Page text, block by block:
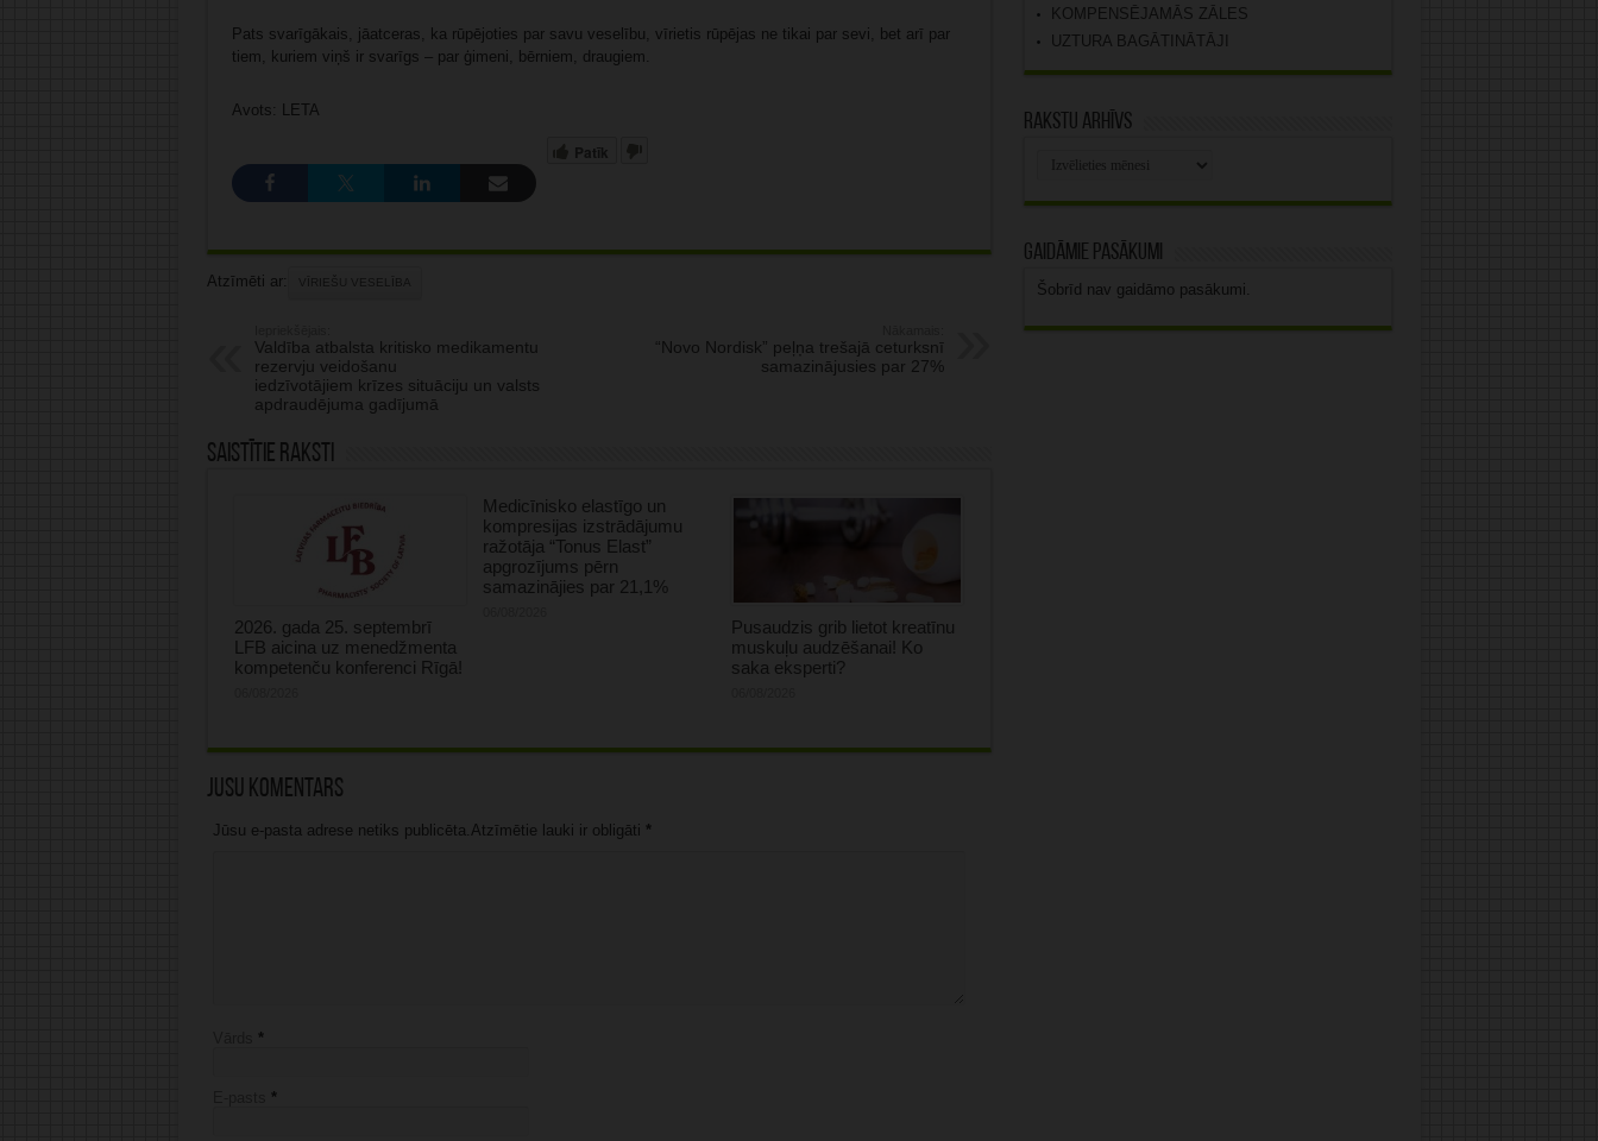
Pats svarīgākais, jāatceras, ka rūpējoties par savu veselību, vīrietis rūpējas ne tikai par sevi, bet arī par
tiem, kuriem viņš ir svarīgs – par ģimeni, bērniem, draugiem.
Avots: LETA
Patīk
Atzīmēti ar: VĪRIEŠU VESELĪBA
Valdība atbalsta kritisko medikamentu
rezervju veidošanu
iedzīvotājiem krīzes situāciju un valsts
apdraudējuma gadījumā
“Novo Nordisk” peļņa trešajā ceturksnī
samazinājusies par 27%
Saistītie raksti
2026. gada 25. septembrī
LFB aicina uz menedžmenta
kompetenču konferenci Rīgā!
Medicīnisko elastīgo un
kompresijas izstrādājumu
ražotāja “Tonus Elast”
apgrozījums pērn
samazinājies par 21,1%
Pusaudzis grib lietot kreatīnu
muskuļu audzēšanai! Ko
saka eksperti?
Jūsu komentārs
Jūsu e-pasta adrese netiks publicēta.Atzīmētie lauki ir obligāti *
*
*
KOMPENSĒJAMĀS ZĀLES
UZTURA BAGĀTINĀTĀJI
Rakstu arhīvs
Gaidāmie pasākumi
Šobrīd nav gaidāmo pasākumi.